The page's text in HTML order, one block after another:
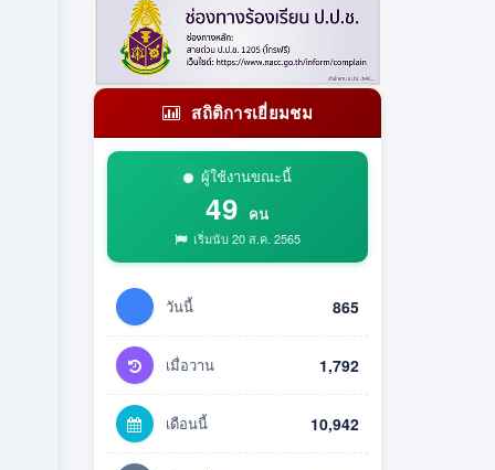
สถิติการเยี่ยมชม
ผู้ใช้งานขณะนี้
49 คน
เริ่มนับ 20 ส.ค. 2565
วันนี้ 865
เมื่อวาน 1,792
เดือนนี้ 10,942